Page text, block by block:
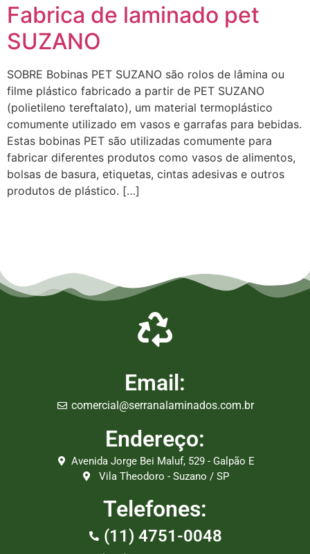
Fabrica de laminado pet
SUZANO
SOBRE Bobinas PET SUZANO são rolos de lâmina ou
filme plástico fabricado a partir de PET SUZANO
(polietileno tereftalato), um material termoplástico
comumente utilizado em vasos e garrafas para bebidas.
Estas bobinas PET são utilizadas comumente para
fabricar diferentes produtos como vasos de alimentos,
bolsas de basura, etiquetas, cintas adesivas e outros
produtos de plástico. […]
Email:
comercial@serranalaminados.com.br
Endereço:
Avenida Jorge Bei Maluf, 529 - Galpão E
Vila Theodoro - Suzano / SP
Telefones:
(11) 4751-0048